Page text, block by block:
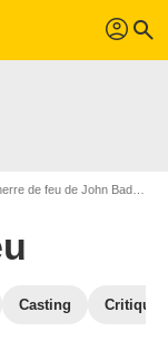
profil search
de feu de John Badham
Casting